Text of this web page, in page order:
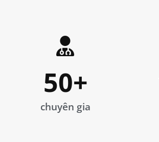
chuyên gia
50+